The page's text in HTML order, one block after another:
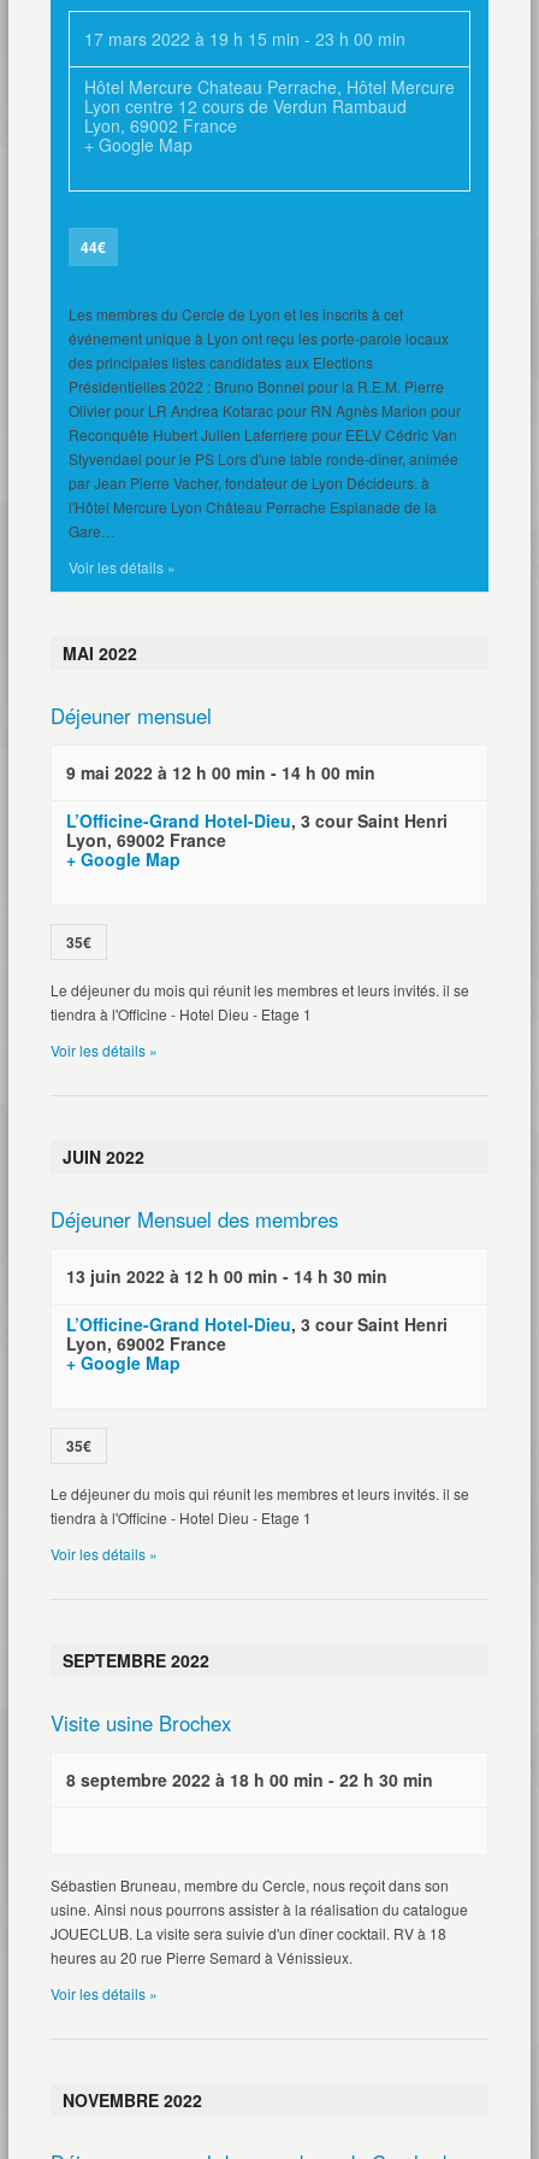
17 mars 2022 à 19 h 15 min - 23 h 00 min
Hôtel Mercure Chateau Perrache, Hôtel Mercure
Lyon centre 12 cours de Verdun Rambaud
Lyon, 69002 France
+ Google Map
44€
Les membres du Cercle de Lyon et les inscrits à cet
événement unique à Lyon ont reçu les porte-parole locaux
des principales listes candidates aux Elections
Présidentielles 2022 : Bruno Bonnel pour la R.E.M. Pierre
Olivier pour LR Andrea Kotarac pour RN Agnès Marion pour
Reconquête Hubert Julien Laferriere pour EELV Cédric Van
Styvendael pour le PS Lors d'une table ronde-dîner, animée
par Jean Pierre Vacher, fondateur de Lyon Décideurs. à
l'Hôtel Mercure Lyon Château Perrache Esplanade de la
Gare…
Voir les détails »
MAI 2022
Déjeuner mensuel
9 mai 2022 à 12 h 00 min - 14 h 00 min
L’Officine-Grand Hotel-Dieu, 3 cour Saint Henri
Lyon, 69002 France
+ Google Map
35€
Le déjeuner du mois qui réunit les membres et leurs invités. il se
tiendra à l'Officine - Hotel Dieu - Etage 1
Voir les détails »
JUIN 2022
Déjeuner Mensuel des membres
13 juin 2022 à 12 h 00 min - 14 h 30 min
L’Officine-Grand Hotel-Dieu, 3 cour Saint Henri
Lyon, 69002 France
+ Google Map
35€
Le déjeuner du mois qui réunit les membres et leurs invités. il se
tiendra à l'Officine - Hotel Dieu - Etage 1
Voir les détails »
SEPTEMBRE 2022
Visite usine Brochex
8 septembre 2022 à 18 h 00 min - 22 h 30 min
Sébastien Bruneau, membre du Cercle, nous reçoit dans son
usine. Ainsi nous pourrons assister à la réalisation du catalogue
JOUECLUB. La visite sera suivie d'un dîner cocktail. RV à 18
heures au 20 rue Pierre Semard à Vénissieux.
Voir les détails »
NOVEMBRE 2022